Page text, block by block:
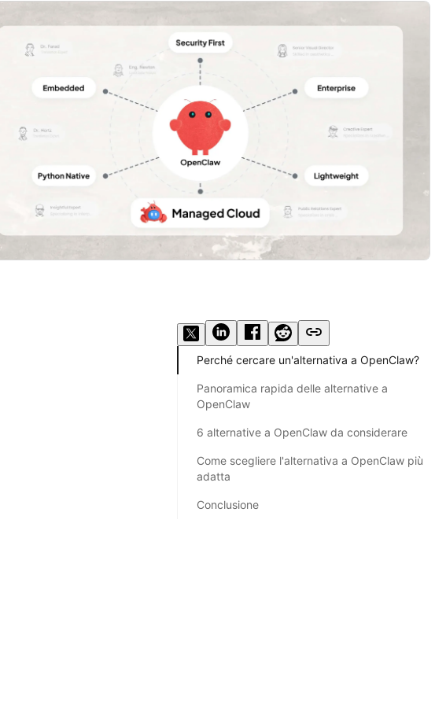
Perché cercare un'alternativa a OpenClaw?
Panoramica rapida delle alternative a
OpenClaw
6 alternative a OpenClaw da considerare
Come scegliere l'alternativa a OpenClaw più
adatta
Conclusione